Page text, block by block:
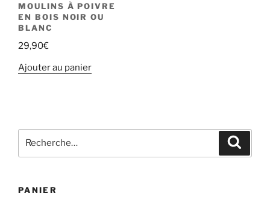
MOULINS À POIVRE
EN BOIS NOIR OU
BLANC
29,90€
Ajouter au panier
pour
PANIER